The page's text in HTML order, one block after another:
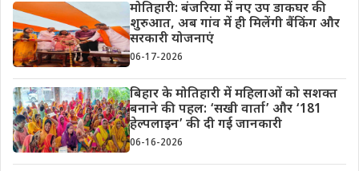
मोतिहारी: बंजरिया में नए उप डाकघर की
शुरुआत, अब गांव में ही मिलेंगी बैंकिंग और
सरकारी योजनाएं
06-17-2026
बिहार के मोतिहारी में महिलाओं को सशक्त
बनाने की पहल: ‘सखी वार्ता’ और ‘181
हेल्पलाइन’ की दी गई जानकारी
06-16-2026